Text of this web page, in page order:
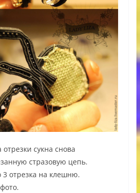
сукна снова
стразовую цепь.
3 отрезка на клешню.